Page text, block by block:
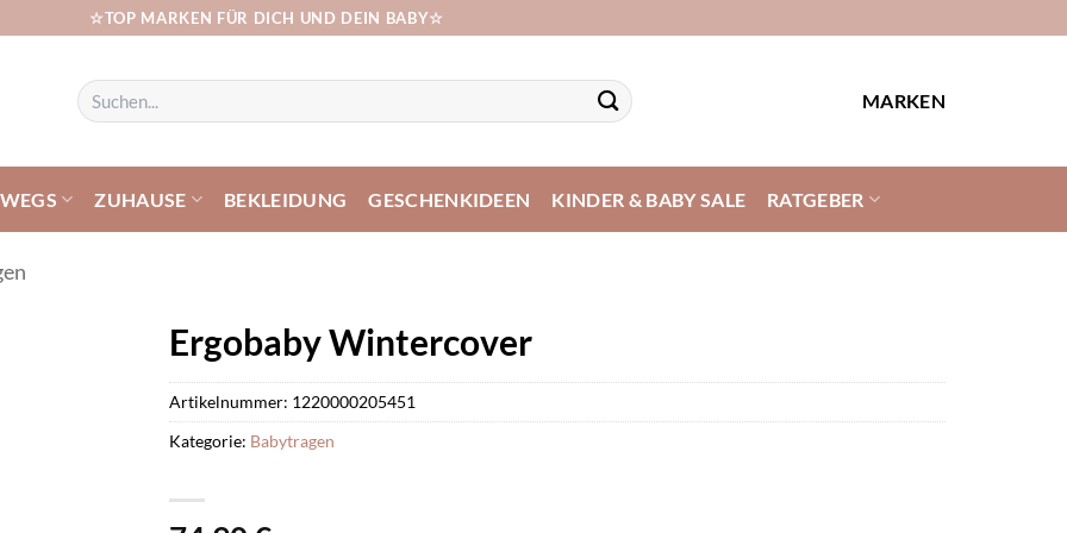
☆TOP MARKEN FÜR DICH UND DEIN BABY☆
Suchen
nach:
MARKEN
ZUHAUSE BEKLEIDUNG GESCHENKIDEEN KINDER & BABY SALE RATGEBER
Ergobaby Wintercover
Artikelnummer: 1220000205451
Kategorie: Babytragen